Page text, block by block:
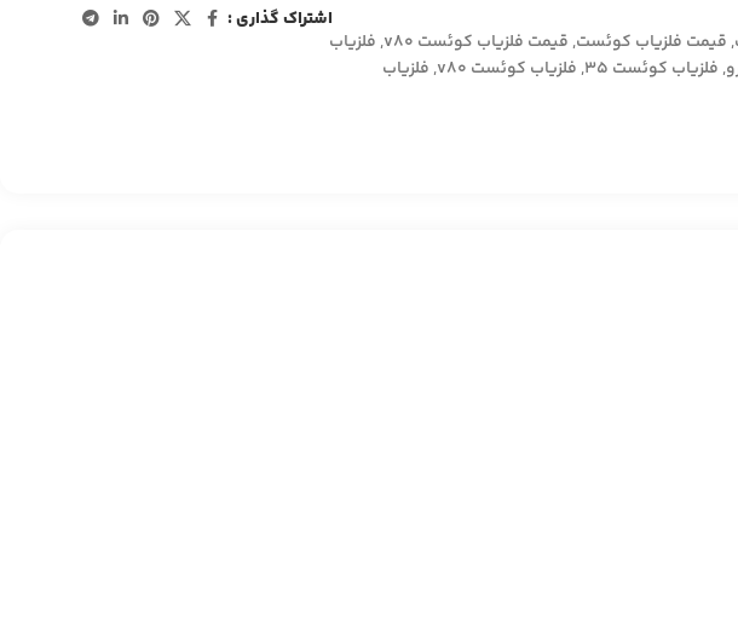
, قیمت فلزیاب کوئست, قیمت فلزیاب کوئست v80 , فلزیاب
, فلزیاب کوئست ۳۵ , فلزیاب کوئست v80 , فلزیاب
اشتراک گذاری :